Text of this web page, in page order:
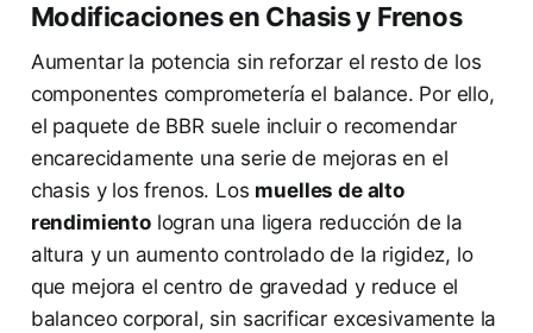
Modificaciones en Chasis y Frenos
Aumentar la potencia sin reforzar el resto de los
componentes comprometería el balance. Por ello,
el paquete de BBR suele incluir o recomendar
encarecidamente una serie de mejoras en el
chasis y los frenos. Los muelles de alto
rendimientologran una ligera reducción de la
altura y un aumento controlado de la rigidez, lo
que mejora el centro de gravedad y reduce el
balanceo corporal, sin sacrificar excesivamente la